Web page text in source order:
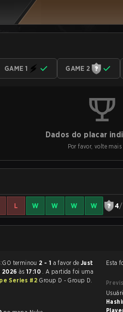
GAME 1 GAME 2
Dados do placar
Por favor, volte mais
L W W W W 4/
A partida de CS:GO terminou 2 - 1 a favor de Just
2026 às 17:10 . A partida foi uma
Series #2 Group D - Group D.
Esta